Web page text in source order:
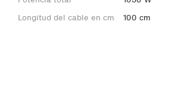
Longitud del cable en cm
100 cm